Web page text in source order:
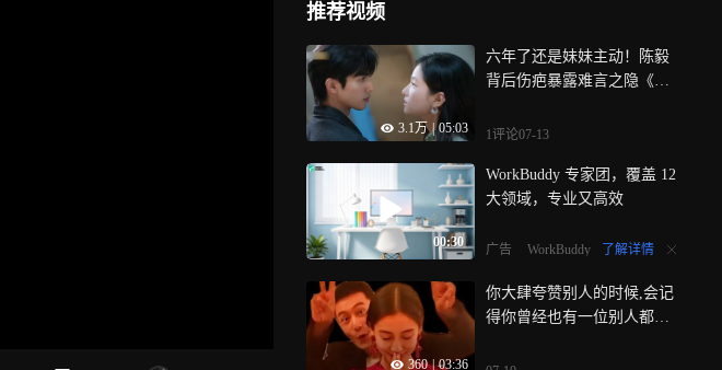
推荐视频
3.1万 | 05:03
六年了还是妹妹主动！陈毅
背后伤疤暴露难言之隐《野
1评论07-13
00:30
WorkBuddy 专家团，覆盖 12
大领域，专业又高效
广告 WorkBuddy 了解详情
360 | 03:36
你大肆夸赞别人的时候,会记
得你曾经也有一位别人都羡